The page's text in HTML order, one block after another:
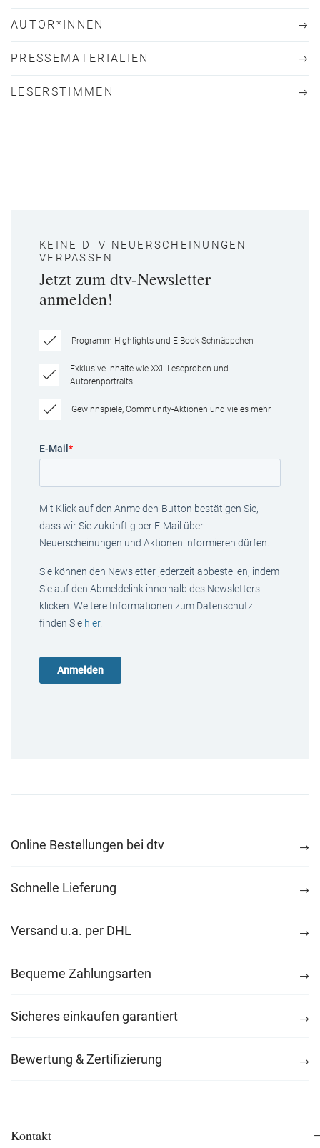
AUTOR*INNEN
PRESSEMATERIALIEN
LESERSTIMMEN
KEINE DTV NEUERSCHEINUNGEN
VERPASSEN
Jetzt zum dtv-Newsletter
anmelden!
Programm-Highlights und E-Book-Schnäppchen
Exklusive Inhalte wie XXL-Leseproben und
Autorenportraits
Gewinnspiele, Community-Aktionen und vieles mehr
E-Mail *
Mit Klick auf den Anmelden-Button bestätigen Sie,
dass wir Sie zukünftig per E-Mail über
Neuerscheinungen und Aktionen informieren dürfen.
Sie können den Newsletter jederzeit abbestellen, indem
Sie auf den Abmeldelink innerhalb des Newsletters
klicken. Weitere Informationen zum Datenschutz
finden Sie hier.
Online Bestellungen bei dtv
Schnelle Lieferung
Versand u.a. per DHL
Bequeme Zahlungsarten
Sicheres einkaufen garantiert
Bewertung & Zertifizierung
Kontakt